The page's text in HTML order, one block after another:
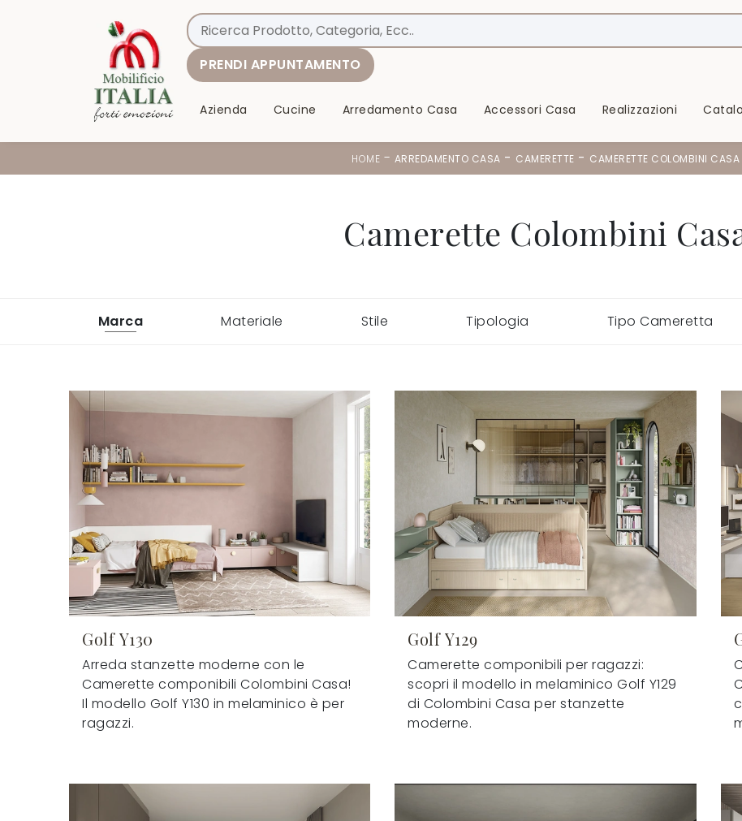
PRENDI APPUNTAMENTO
Azienda Cucine Arredamento Casa Accessori Casa Realizzazioni
HOME - ARREDAMENTO CASA - CAMERETTE - CAMERETTE COLOMBINI CASA
Camerette Colombini
Marca Materiale Stile Tipologia Tipo Cameretta
Golf Y130
Arreda stanzette moderne con le
Camerette componibili Colombini Casa!
Il modello Golf Y130 in melaminico è per
ragazzi.
Golf Y129
Camerette componibili per ragazzi:
scopri il modello in melaminico Golf Y129
di Colombini Casa per stanzette
moderne.